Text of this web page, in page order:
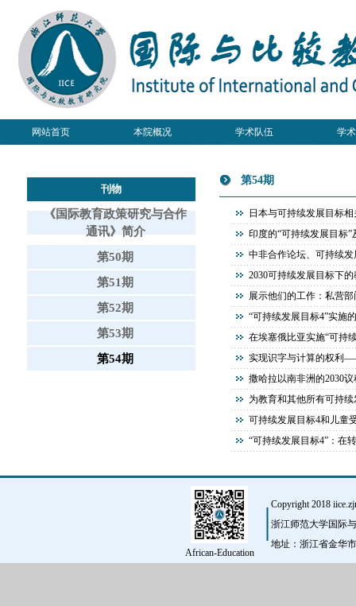
网站首页 本院概况 学术队伍 学
刊物
《国际教育政策研究与合作
通讯》简介
第50期
第51期
第52期
第53期
第54期
第54期
日本与可持续发展目标
印度的“可持续发展目标
中非合作论坛、可持续
2030可持续发展目标下
展示他们的工作：私营
“可持续发展目标4”实施
在埃塞俄比亚实施“可持
实现识字与计算的权利
撒哈拉以南非洲的2030
为教育和其他所有可持
可持续发展目标4和儿童
“可持续发展目标4”：在
African-Education
Copyright 2018
浙江师范大学国际
地址：浙江省金华